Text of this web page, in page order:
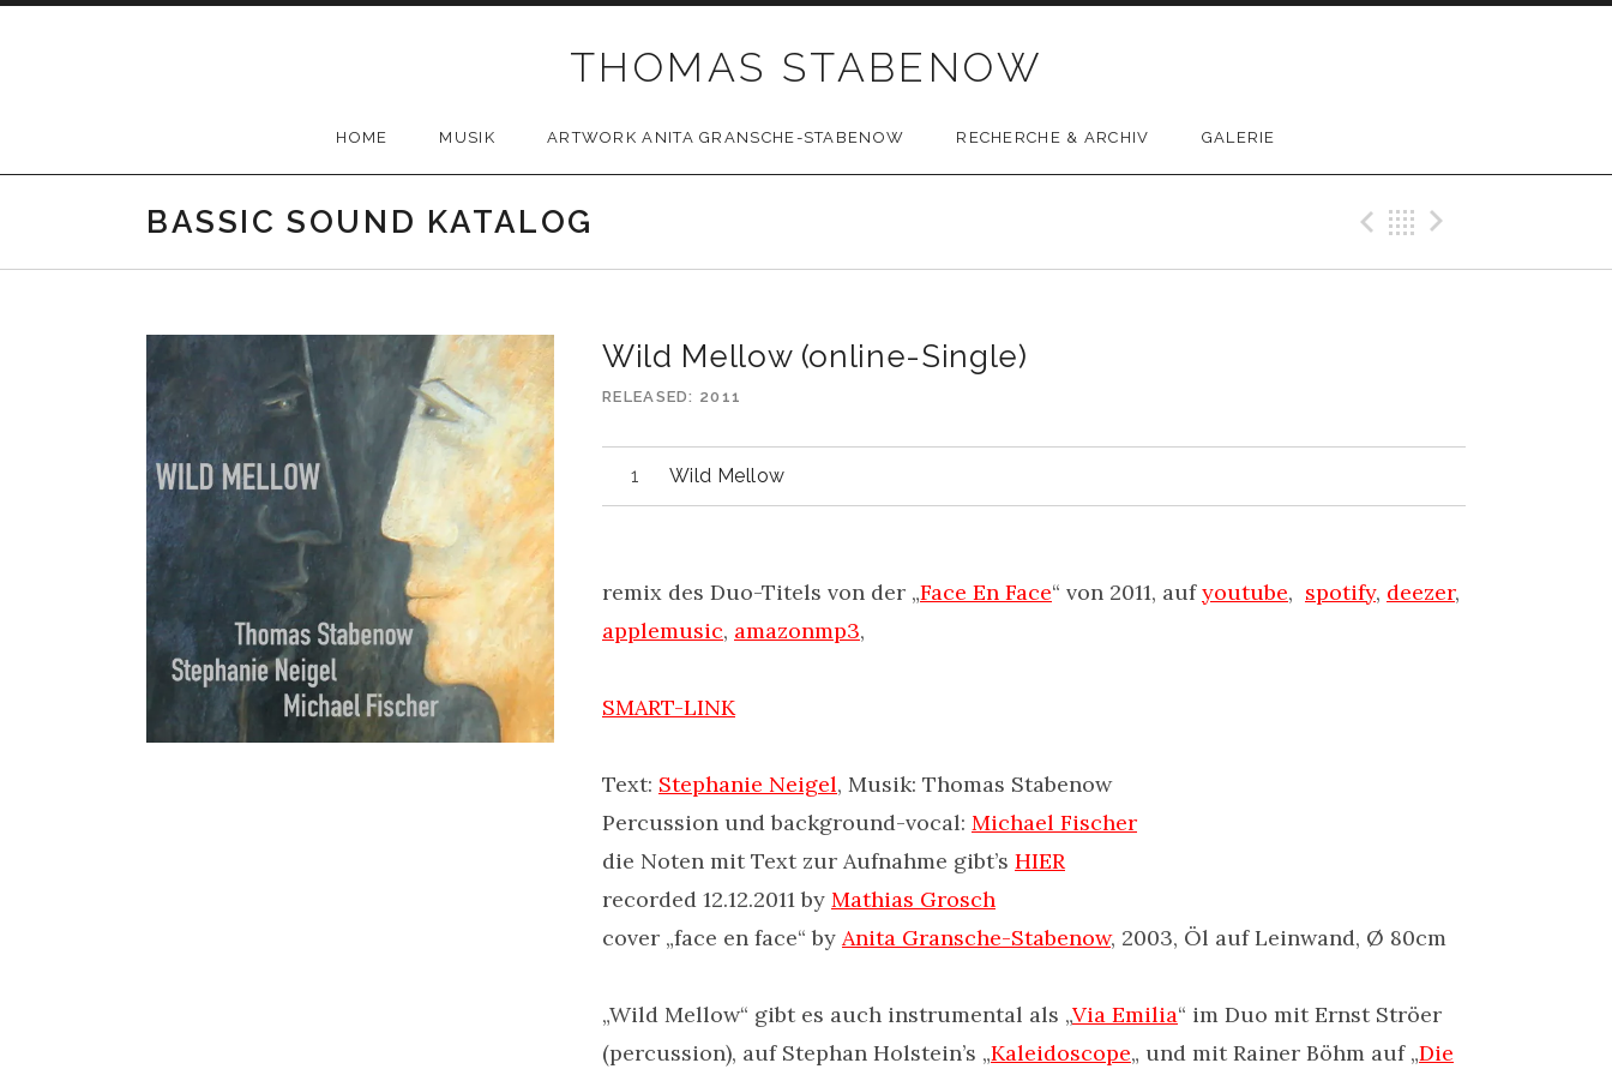
THOMAS STABENOW
HOME MUSIK ARTWORK ANITA GRANSCHE-STABENOW RECHERCHE & ARCHIV GALERIE
BASSIC SOUND KATALOG Previous
Back
Wild Mellow (online-Single)
RELEASED 2011
Wild Mellow
remix des Duo-Titels von der „Face En Face“ von 2011, aufyoutube, spotify, deezer,
applemusic, amazonmp3,
SMART-LINK
Text: Stephanie Neigel, Musik: Thomas Stabenow
Percussion und background-vocal: Michael Fischer
die Noten mit Text zur Aufnahme gibt’s HIER
recorded 12.12.2011 by Mathias Grosch
cover „face en face“ by Anita Gransche-Stabenow, 2003, Öl auf Leinwand, Ø 80cm
„Wild Mellow“ gibt es auch instrumental als „Via Emilia“ im Duo mit Ernst Ströer
(percussion), auf Stephan Holstein’s „Kaleidoscope„ und mit Rainer Böhm auf „Die